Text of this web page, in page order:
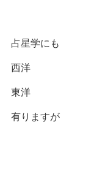
占星学にも
西洋
東洋
有りますが